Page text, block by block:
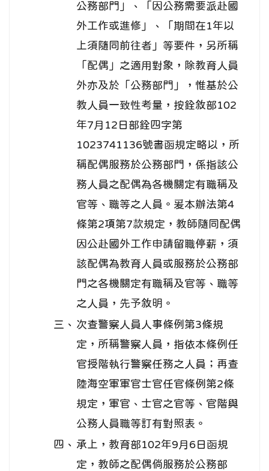
公務部門」、「因公務需要派赴國
外工作或進修」、「期間在1年以
上須隨同前往者」等要件，另所稱
「配偶」之適用對象，除教育人員
外亦及於「公務部門」，惟基於公
教人員一致性考量，按銓敘部102
年7月12日部銓四字第
1023741136號書函規定略以，所
稱配偶服務於公務部門，係指該公
務人員之配偶為各機關定有職稱及
官等、職等之人員。爰本辦法第4
條第2項第7款規定，教師隨同配偶
因公赴國外工作申請留職停薪，須
該配偶為教育人員或服務於公務部
門之各機關定有職稱及官等、職等
之人員，先予敘明。
三、 次查警察人員人事條例第3條規
定，所稱警察人員，指依本條例任
官授階執行警察任務之人員；再查
陸海空軍軍官士官任官條例第2條
規定，軍官、士官之官等、官階與
公務人員職等訂有對照表。
四、 承上，教育部102年9月6日函規
定，教師之配偶倘服務於公務部